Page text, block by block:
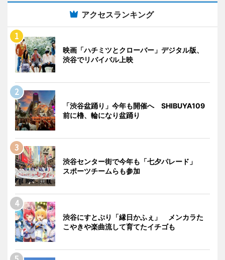
アクセスランキング
映画「ハチミツとクローバー」デジタル版、
渋谷でリバイバル上映
「渋谷盆踊り」今年も開催へ SHIBUYA109
前に櫓、輪になり盆踊り
渋谷センター街で今年も「七夕パレード」
スポーツチームらも参加
渋谷にすとぷり「縁日かふぇ」 メンカラた
こやきや楽曲流して育てたイチゴも